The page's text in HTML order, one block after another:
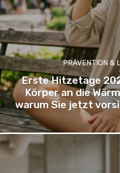
PRÄVENTION &
Erste Hitzetage
Körper an die
warum Sie jetzt